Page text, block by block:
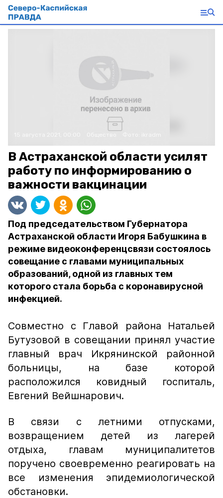
В Астраханской области усилят
работу по информированию о
важности вакцинации
Под председательством Губернатора
Астраханской области Игоря Бабушкина в
режиме видеоконференцсвязи состоялось
совещание с главами муниципальных
образований, одной из главных тем
которого стала борьба с коронавирусной
инфекцией.
Совместно с Главой района Натальей
Бутузовой в совещании принял участие
главный врач Икрянинской районной
больницы, на базе которой
расположился ковидный госпиталь,
Евгений Вейшнарович.
В связи с летними отпусками,
возвращением детей из лагерей
отдыха, главам муниципалитетов
поручено своевременно реагировать на
все изменения эпидемиологической
обстановки.